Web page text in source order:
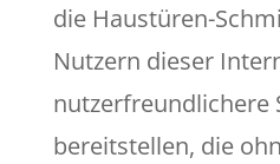
die Haustüren-
Nutzern dieser
nutzerfreundlichere
bereitstellen, die